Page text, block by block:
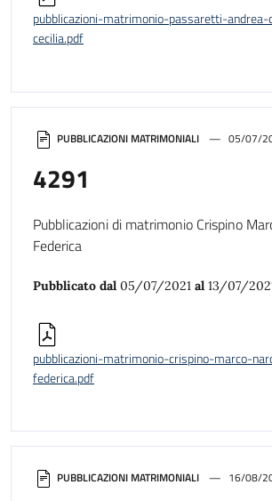
PUBBLICAZIONI MATRIMONIALI 16/08/
PUBBLICAZIONI MATRIMONIALI 05/07/
4291
Pubblicazioni di matrimonio Crispino
Federica
Pubblicato dal 05/07/2021 al 13/07/
pubblicazioni-matrimonio-crispino-marco-
federica.pdf
pubblicazioni-matrimonio-passaretti-
cecilia.pdf